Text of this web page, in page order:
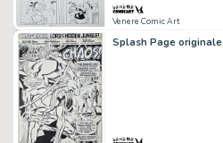
Venere Comic Art